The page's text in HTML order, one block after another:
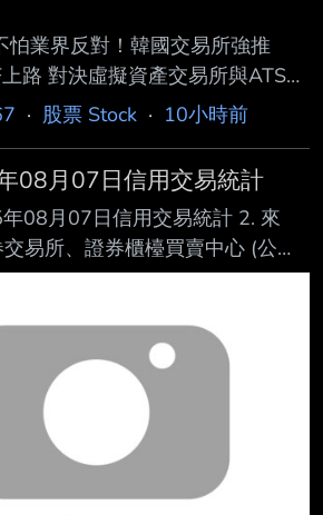
怕業界反對！韓國交易所強推
路 對決虛擬資產交易所與ATS
07 14:50 記者署名： 鉅亨網
文內容： 外媒最新報導指出，儘
桿類產品波動存在擔憂，韓國交
將於 9 月 14 日正式開啟 ETF 盤
無
· 股票 Stock · 10小時前
08月07日信用交易統計
08月07日信用交易統計 2. 來
易所、證券櫃檯買賣中心 (公司
網址：https://reurl.cc/E2xlzv
08月07日信用交易統計 項目 買進
償還 前日餘額 今日餘額 融資(交易
297,106 24,855 8,958,261
券(交易單位) 20,636 22,629